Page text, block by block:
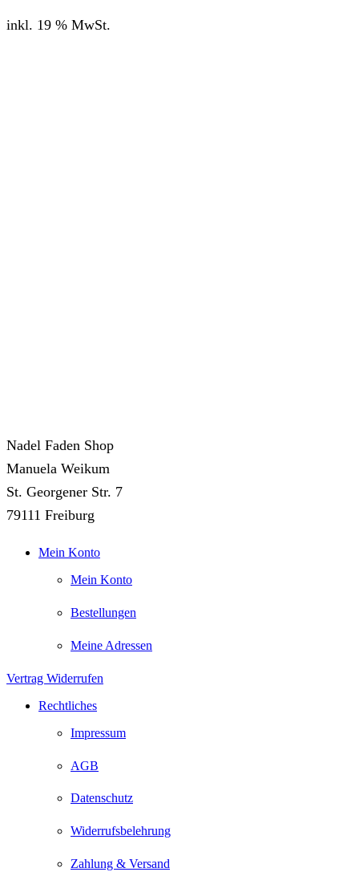
inkl. 19 % MwSt.
Nadel Faden Shop
Manuela Weikum
St. Georgener Str. 7
79111 Freiburg
Mein Konto
Mein Konto
Bestellungen
Meine Adressen
Vertrag Widerrufen
Rechtliches
Impressum
AGB
Datenschutz
Widerrufsbelehrung
Zahlung & Versand